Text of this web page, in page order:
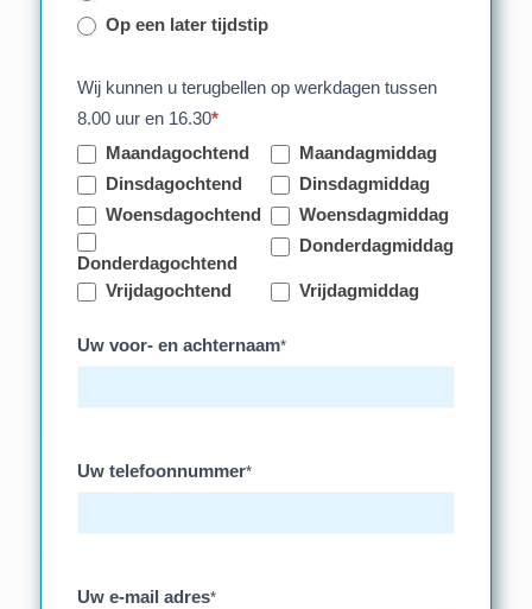
Op een later tijdstip
Wij kunnen u terugbellen op werkdagen tussen
8.00 uur en 16.30*
Maandagochtend
Maandagmiddag
Dinsdagochtend
Dinsdagmiddag
Woensdagochtend
Woensdagmiddag
Donderdagochtend
Donderdagmiddag
Vrijdagochtend Vrijdagmiddag
Uw voor- en achternaam*
Uw telefoonnummer*
Uw e-mail adres*